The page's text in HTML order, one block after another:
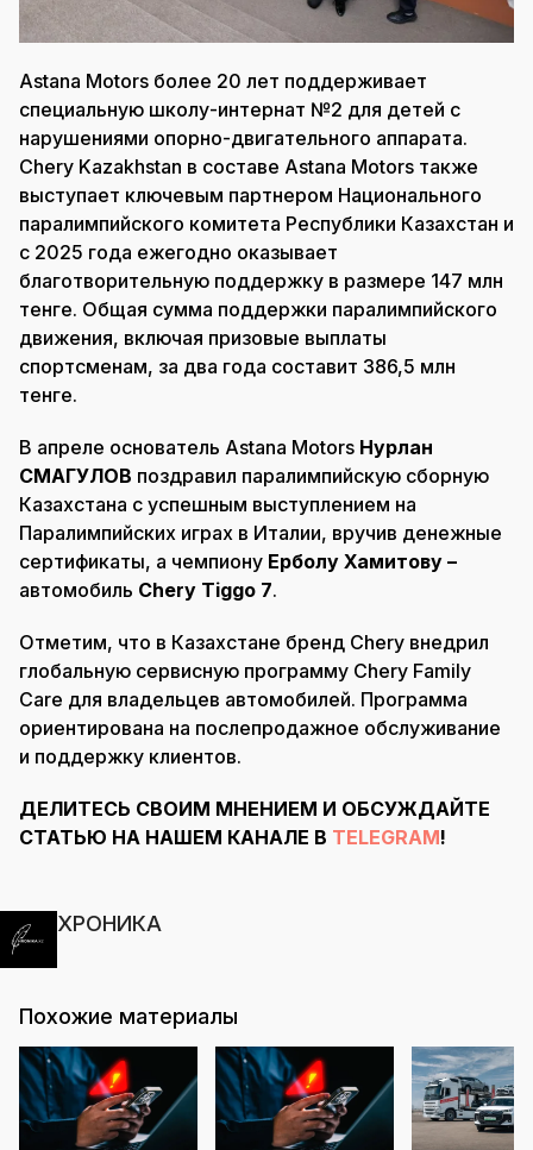
Astana Motors более 20 лет поддерживает
специальную школу-интернат №2 для детей с
нарушениями опорно-двигательного аппарата.
Chery Kazakhstan в составе Astana Motors также
выступает ключевым партнером Национального
паралимпийского комитета Республики Казахстан и
с 2025 года ежегодно оказывает
благотворительную поддержку в размере 147 млн
тенге. Общая сумма поддержки паралимпийского
движения, включая призовые выплаты
спортсменам, за два года составит 386,5 млн
тенге.
В апреле основатель Astana Motors Нурлан
СМАГУЛОВ поздравил паралимпийскую сборную
Казахстана с успешным выступлением на
Паралимпийских играх в Италии, вручив денежные
сертификаты, а чемпиону Ерболу Хамитову –
автомобиль Chery Tiggo 7.
Отметим, что в Казахстане бренд Chery внедрил
глобальную сервисную программу Chery Family
Care для владельцев автомобилей. Программа
ориентирована на послепродажное обслуживание
и поддержку клиентов.
ДЕЛИТЕСЬ СВОИМ МНЕНИЕМ И ОБСУЖДАЙТЕ
СТАТЬЮ НА НАШЕМ КАНАЛЕ В TELEGRAM!
ХРОНИКА
Похожие материалы